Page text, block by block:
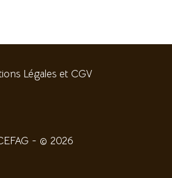
Légales et CGV
- © 2026